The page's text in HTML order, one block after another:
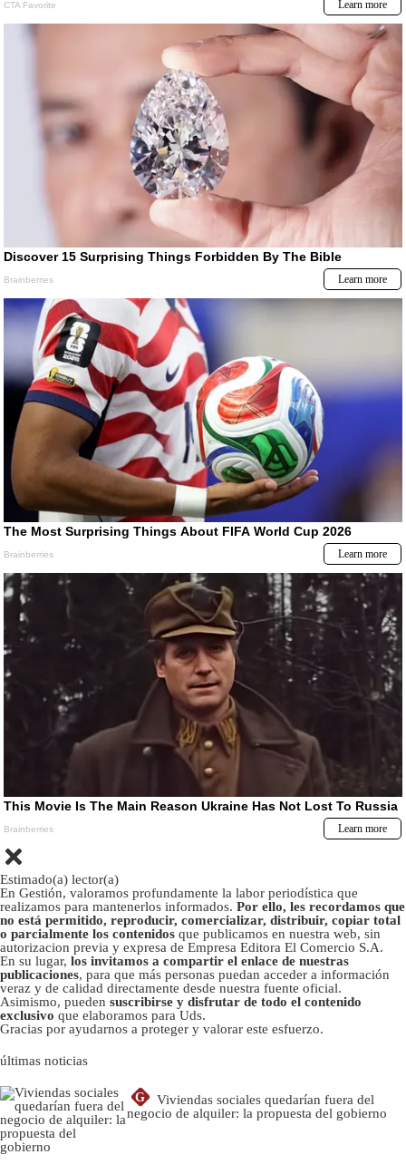
Estimado(a) lector(a)
En Gestión, valoramos profundamente la labor periodística que
realizamos para mantenerlos informados. Por ello, les recordamos que
no está permitido, reproducir, comercializar, distribuir, copiar total
o parcialmente los contenidos que publicamos en nuestra web, sin
autorizacion previa y expresa de Empresa Editora El Comercio S.A.
En su lugar, los invitamos a compartir el enlace de nuestras
publicaciones, para que más personas puedan acceder a información
veraz y de calidad directamente desde nuestra fuente oficial.
Asimismo, pueden suscribirse y disfrutar de todo el contenido
exclusivo que elaboramos para Uds.
Gracias por ayudarnos a proteger y valorar este esfuerzo.
últimas noticias
G
Viviendas sociales quedarían fuera del
negocio de alquiler: la propuesta del gobierno